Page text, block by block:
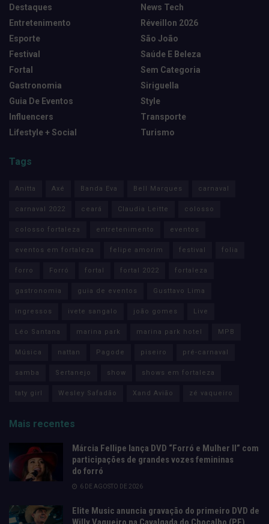
Destaques
Entretenimento
Esporte
Festival
Fortal
Gastronomia
Guia De Eventos
Influencers
Lifestyle + Social
News Tech
Réveillon 2026
São João
Saúde E Beleza
Sem Categoria
Siriguella
Style
Transporte
Turismo
Tags
Anitta Axé Banda Eva Bell Marques carnaval
carnaval 2022 ceará Claudia Leitte colosso
colosso fortaleza entretenimento eventos
eventos em fortaleza felipe amorim festival folia
forro Forró fortal fortal 2022 fortaleza
gastronomia guia de eventos Gusttavo Lima
ingressos ivete sangalo joão gomes Live
Léo Santana marina park marina park hotel MPB
Música nattan Pagode piseiro pré-carnaval
samba Sertanejo show shows em fortaleza
taty girl Wesley Safadão Xand Avião zé vaqueiro
Mais recentes
Márcia Fellipe lança DVD “Forró e Mulher II” com
participações de grandes vozes femininas
do forró
6 DE AGOSTO DE 2026
Elite Music anuncia gravação do primeiro DVD de